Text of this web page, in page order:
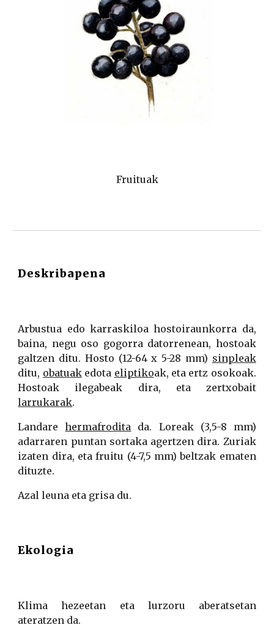
Fruituak
Deskribapena
Arbustua edo karraskiloa hostoiraunkorra da,
baina, negu oso gogorra datorrenean, hostoak
galtzen ditu. Hosto (12-64 x 5-28 mm) sinpleak
ditu, obatuakedota eliptikoak, eta ertz osokoak.
Hostoak ilegabeak dira, eta zertxobait
larrukarak.
Landarehermafrodita da. Loreak (3,5-8 mm)
adarraren puntan sortaka agertzen dira. Zuriak
izaten dira, eta fruitu (4-7,5 mm) beltzak ematen
dituzte.
Azal leuna eta grisa du.
Ekologia
Klima hezeetan eta lurzoru aberatsetan
ateratzen da.